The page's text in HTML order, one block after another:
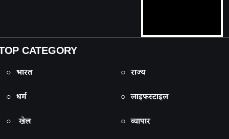
CATEGORY
○ भारत
○ राज्य
○ धर्म
○ लाइफस्टाइल
○ खेल
○ व्यापार